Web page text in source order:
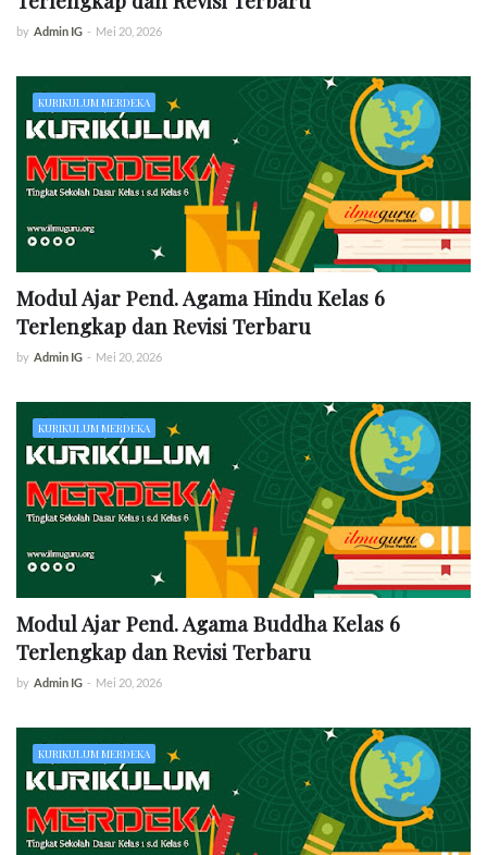
by Admin IG - Mei 20, 2026
KURIKULUM MERDEKA
Modul Ajar Pend. Agama Hindu Kelas 6
Terlengkap dan Revisi Terbaru
by Admin IG - Mei 20, 2026
KURIKULUM MERDEKA
Modul Ajar Pend. Agama Buddha Kelas 6
Terlengkap dan Revisi Terbaru
by Admin IG - Mei 20, 2026
KURIKULUM MERDEKA